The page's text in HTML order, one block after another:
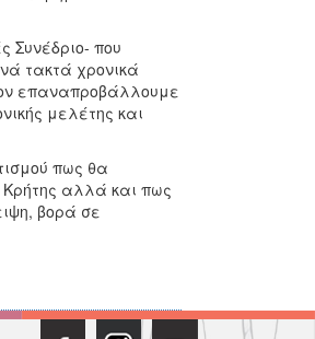
Συνέδριο- που
τακτά χρονικά
επαναπροβάλλουμε
μελέτης και
πως θα
αλλά και πως
βορά σε